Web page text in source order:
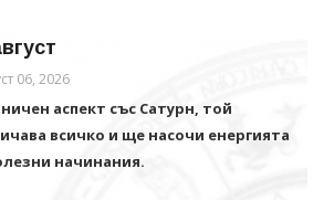
06, 2026
аспект със Сатурн, той
всичко и щe насочи енергията
начинания.